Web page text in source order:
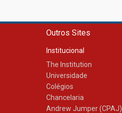
Outros Sites
Institucional
The Institution
Universidade
Colégios
Chancelaria
Andrew Jumper (CPAJ)